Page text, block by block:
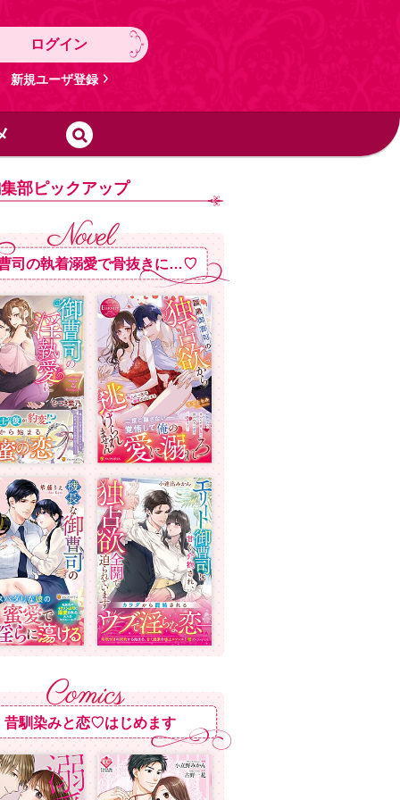
ログイン
新規ユーザ登録
部ピックアップ
司の執着溺愛で骨抜きに…♡
昔馴染みと恋♡はじめます